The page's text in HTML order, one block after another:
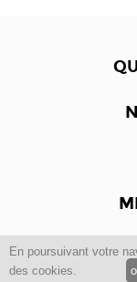
En poursuivant votre
des cookies.
Copyright ©